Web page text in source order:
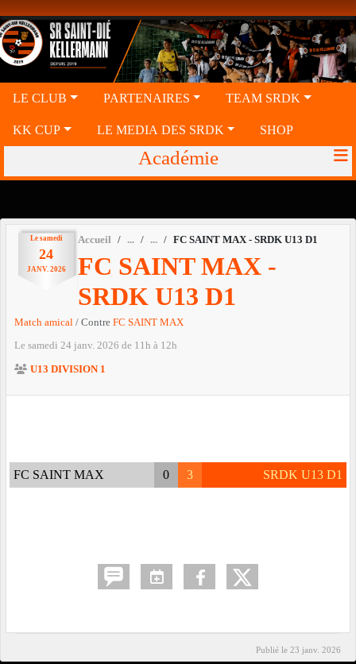
LE CLUB PARTENAIRES TEAM SRDK
KK CUP LE MEDIA DES SRDK SHOP
Académie
Le samedi
24
JANV. 2026
Accueil FC SAINT MAX - SRDK U13 D1
FC SAINT MAX -
SRDK U13 D1
Match amical / Contre FC SAINT MAX
Le samedi 24 janv. 2026 de 11h à 12h
U13 DIVISION 1
FC SAINT MAX 0 3 SRDK U13 D1
Publié le 23 janv. 2026